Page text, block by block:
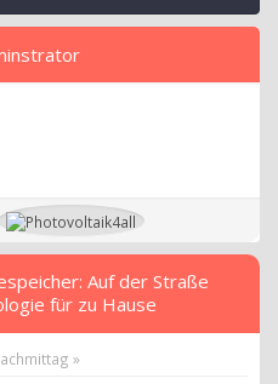
Auf der Straße
für zu Hause
»